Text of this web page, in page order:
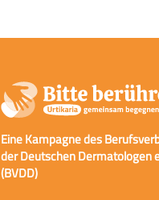
Eine Kampagne des
der Deutschen Dermatologen
(BVDD)